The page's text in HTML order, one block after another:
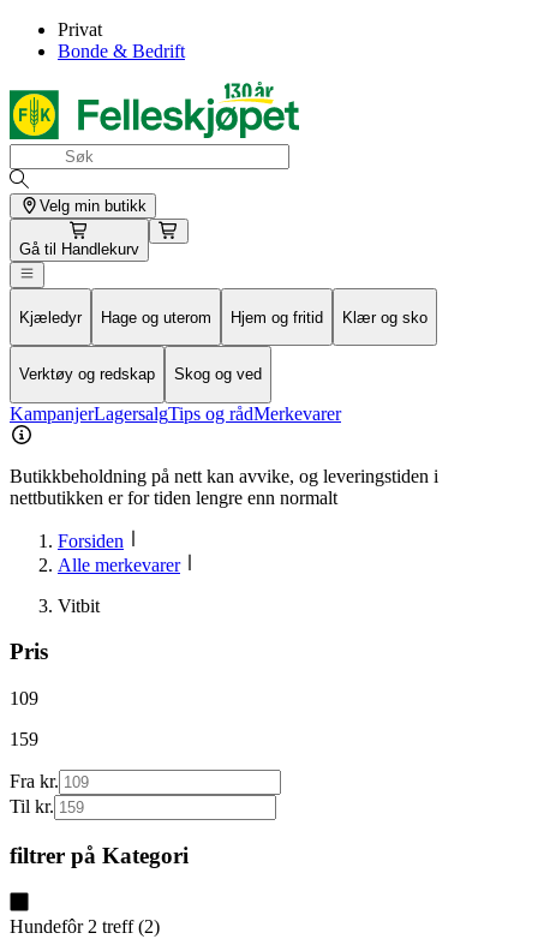
Privat
Bonde & Bedrift
Velg min butikk
Gå til Handlekurv
Kjæledyr Hage og uterom Hjem og fritid Klær og sko
Verktøy og redskap Skog og ved
KampanjerLagersalgTips og rådMerkevarer
Butikkbeholdning på nett kan avvike, og leveringstiden i
nettbutikken er for tiden lengre enn normalt
Forsiden
Alle merkevarer
Vitbit
Pris
109
159
Fra kr.
Til kr.
filtrer på Kategori
Hundefôr 2 treff (2)